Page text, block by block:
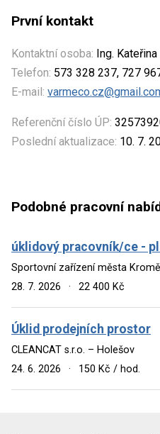
První kontakt
Kontaktní osoba: Ing.
Telefon: 573 328 237, 727
E-mail:
Referenční číslo ÚP:
Poslední aktualizace: 10. 7.
Podobné pracovní
úklidový pracovník/ce -
Sportovní zařízení města
28. 7. 2026
· 22 400 Kč
Úklid prodejních prostor
CLEANCAT s.r.o. – Holešov
24. 6. 2026
· 150 Kč / hod.